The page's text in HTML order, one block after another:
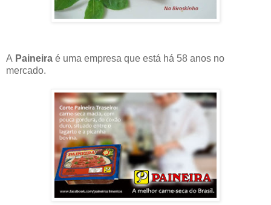
A Paineira é uma empresa que está há 58 anos no
mercado.